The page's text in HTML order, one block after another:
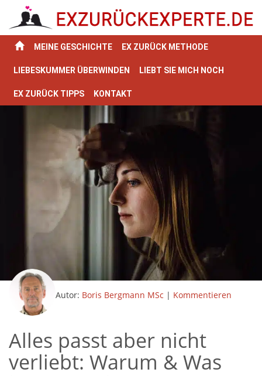
MEINE GESCHICHTE EX ZURÜCK METHODE
LIEBESKUMMER ÜBERWINDEN LIEBT SIE MICH NOCH
EX ZURÜCK TIPPS KONTAKT
Autor: Boris Bergmann MSc | Kommentieren
Alles passt aber nicht
verliebt: Warum & Was